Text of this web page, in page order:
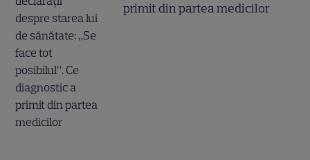
primit din partea medicilor